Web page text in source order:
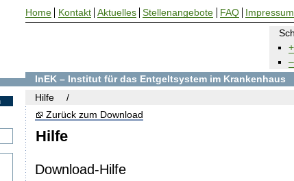
Hilfe
Zurück zum Download
Download-Hilfe
InEK – Institut für das Entgeltsystem im Krankenhaus
Hilfe
Home Kontakt Aktuelles Stellenangebote FAQ Impressum